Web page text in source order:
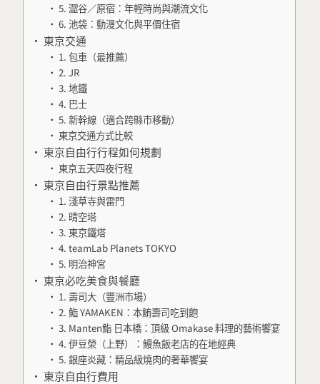
5. 澀谷／原宿：年輕時尚與潮流文化
6. 池袋：動漫文化與平價住宿
東京交通
1. 包車（最推薦）
2. JR
3. 地鐵
4. 巴士
5. 新幹線（適合跨縣市移動）
東京交通方式比較
東京自由行行程如何規劃
東京五天四夜行程
東京自由行景點推薦
1. 淺草寺與雷門
2. 晴空塔
3. 東京鐵塔
4. teamLab Planets TOKYO
5. 明治神宮
東京必吃美食與餐廳
1. 壽司大（豐洲市場）
2. 鮨 YAMAKEN：本鮪壽司吃到飽
3. Manten鮨 日本橋：頂級 Omakase 料理的藝術饗宴
4. 伊豆榮（上野）：鰻魚飯老店的在地經典
5. 銀座炎藏：精品級燒肉的奢華饗宴
東京自由行費用